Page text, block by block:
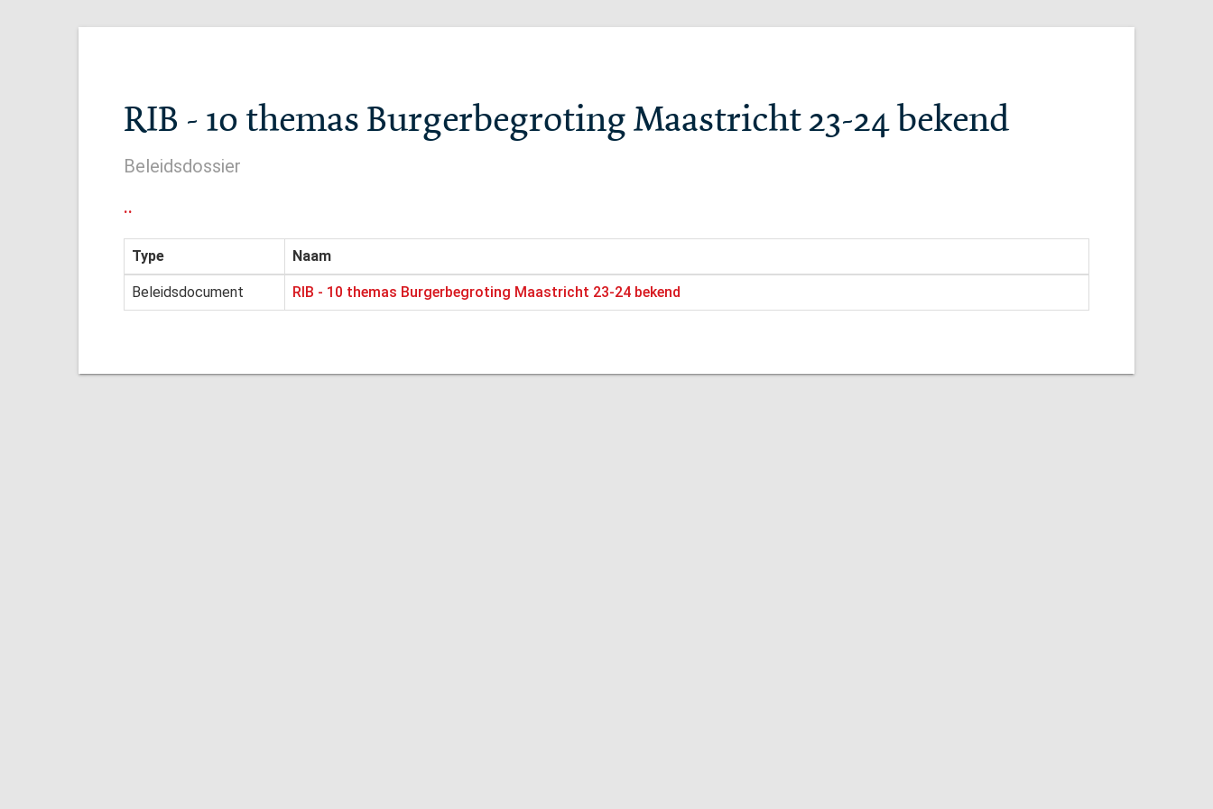
RIB - 10 themas Burgerbegroting Maastricht 23-24 bekend
Beleidsdossier
..
Type Naam
Beleidsdocument RIB - 10 themas Burgerbegroting Maastricht 23-24 bekend